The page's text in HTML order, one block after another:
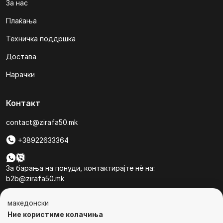
За нас
Плаќања
Техничка поддршка
Достава
Нарачки
Контакт
contact@zirafa50.mk
+38922633364
За барања на понуди, контактирајте нѐ на:
b2b@zirafa50.mk
македонски
Ние користиме колачиња